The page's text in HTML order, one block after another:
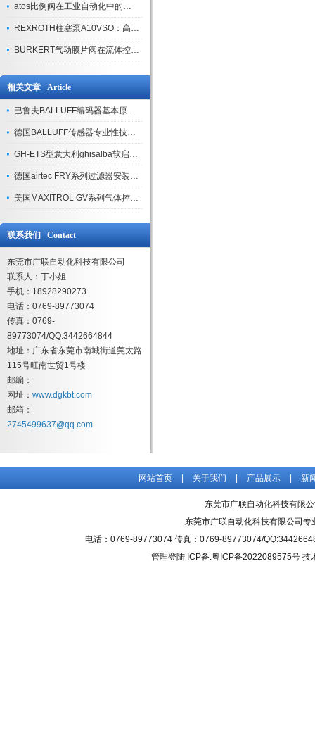
atos比例阀在工业自动化中的关键应用
REXROTH柱塞泵A10VSO：高效液压系统的核心组件
BURKERT气动膜片阀在流体控制中的应用
相关文章 Article
巴鲁夫BALLUFF编码器基本原理简介及使用注意事项
德国BALLUFF传感器专业性技术文本
GH-ETS型意大利ghisalba软启动器优点及应用介绍
德国airtec FRY系列过滤器安装注意事项
美国MAXITROL GV系列气体控制阀产品功能与特点
联系我们 Contact
东莞市广联自动化科技有限公司
联系人：丁小姐
手机：18928290273
电话：0769-89773074
传真：0769-
89773074/QQ:3442664844
地址：广东省东莞市南城街道莞太路
115号旺南世贸1号楼
邮编：
网址： www.dgkbt.com
邮箱：
2745499637@qq.com
网站首页 关于我们 产品展示 新
东莞市广联自动化科技有限
东莞市广联自动化科技有限公司专
电话：0769-89773074 传真：0769-89773074/
管理登陆 ICP备:粤ICP备2022089575号